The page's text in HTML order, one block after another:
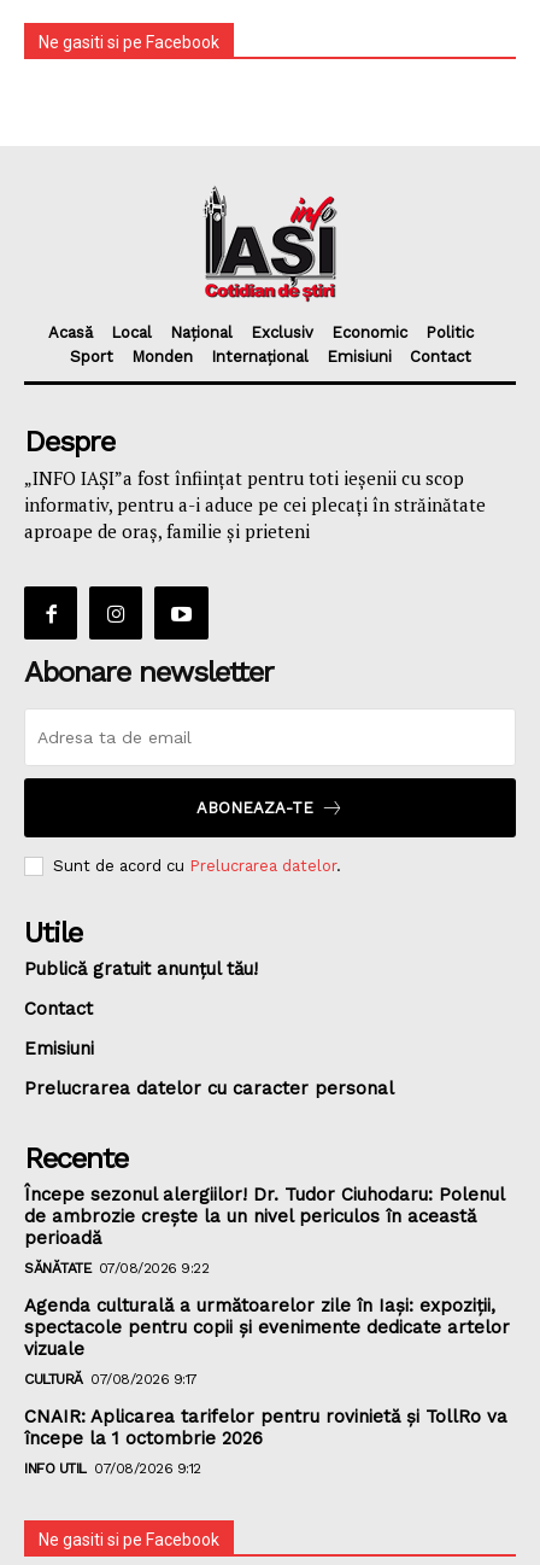
Ne gasiti si pe Facebook
Acasă Local Național Exclusiv Economic
Politic
Sport
Monden Internațional Emisiuni Contact
Despre
„INFO IAȘI”a fost înfiinţat pentru toti ieşenii cu scop
informativ, pentru a-i aduce pe cei plecaţi în străinătate
aproape de oraş, familie și prieteni
Abonare newsletter
ABONEAZA-TE
Sunt de acord cu Prelucrarea datelor.
Utile
Publică gratuit anunțul tău!
Contact
Emisiuni
Prelucrarea datelor cu caracter personal
Recente
Începe sezonul alergiilor! Dr. Tudor Ciuhodaru: Polenul
de ambrozie crește la un nivel periculos în această
perioadă
SĂNĂTATE 07/08/2026 9:22
Agenda culturală a următoarelor zile în Iași: expoziții,
spectacole pentru copii și evenimente dedicate artelor
vizuale
CULTURĂ 07/08/2026 9:17
CNAIR: Aplicarea tarifelor pentru rovinietă și TollRo va
începe la 1 octombrie 2026
INFO UTIL 07/08/2026 9:12
Ne gasiti si pe Facebook